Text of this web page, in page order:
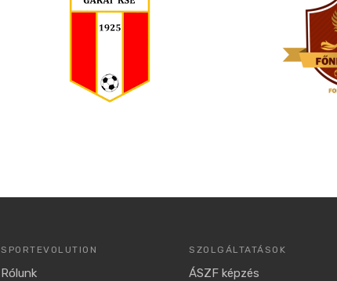
SPORTEVOLUTION
Rólunk
SZOLGÁLTATÁSOK
ÁSZF képzés